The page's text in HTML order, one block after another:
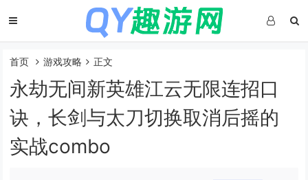
首页 游戏攻略 正文
永劫无间新英雄江云无限连招口
诀，长剑与太刀切换取消后摇的
实战combo